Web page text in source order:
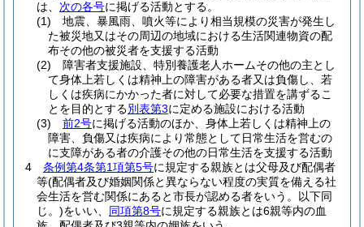
は、 次の各号に掲げる活動とする。
(1)
地震、暴風雨、噴火等により相当規模の災害が発生し
た被災地又はその周辺の地域における生活関連物資の配
布その他の被災者を支援する活動
(2)
障害者支援施設、特別養護老人ホームその他の主とし
て身体上若しくは精神上の障害がある者又は負傷し、若
しくは疾病にかかった者に対して必要な措置を講ずるこ
とを目的とする別表第3に定める施設における活動
(3)
前2号に掲げる活動のほか、身体上若しくは精神上の
障害、負傷又は疾病により常態として日常生活を営むの
に支障がある者の介護その他の日常生活を支援する活動
4
条例第4条第1項第5号に規定する親族とは父母及び配偶者
等(配偶者及び婚姻関係と異ならない程度の実質を備える社
会生活を営む関係にあると市長が認める者をいう。以下同
じ。)をいい、 同項第8号に規定する親族とは6親等内の血